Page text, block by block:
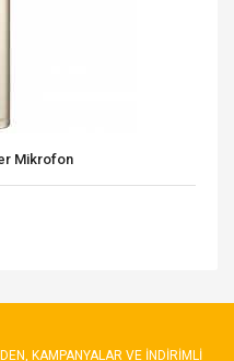
Mikrofon
KAMPANYALAR VE INDIRIMLI